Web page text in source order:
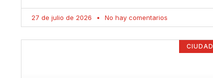
27 de julio de 2026 No hay comentarios
CIUDAD